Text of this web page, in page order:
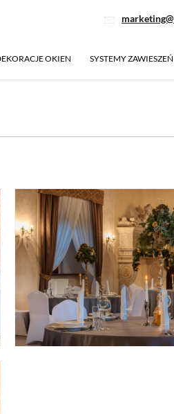
OKIEN SYSTEMY ZAWIESZEŃ